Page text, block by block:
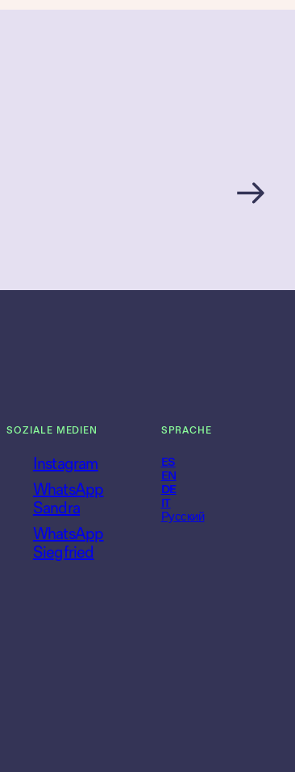
SOZIALE MEDIEN
Instagram
WhatsApp
Sandra
WhatsApp
Siegfried
SPRACHE
ES
EN
DE
IT
Русский